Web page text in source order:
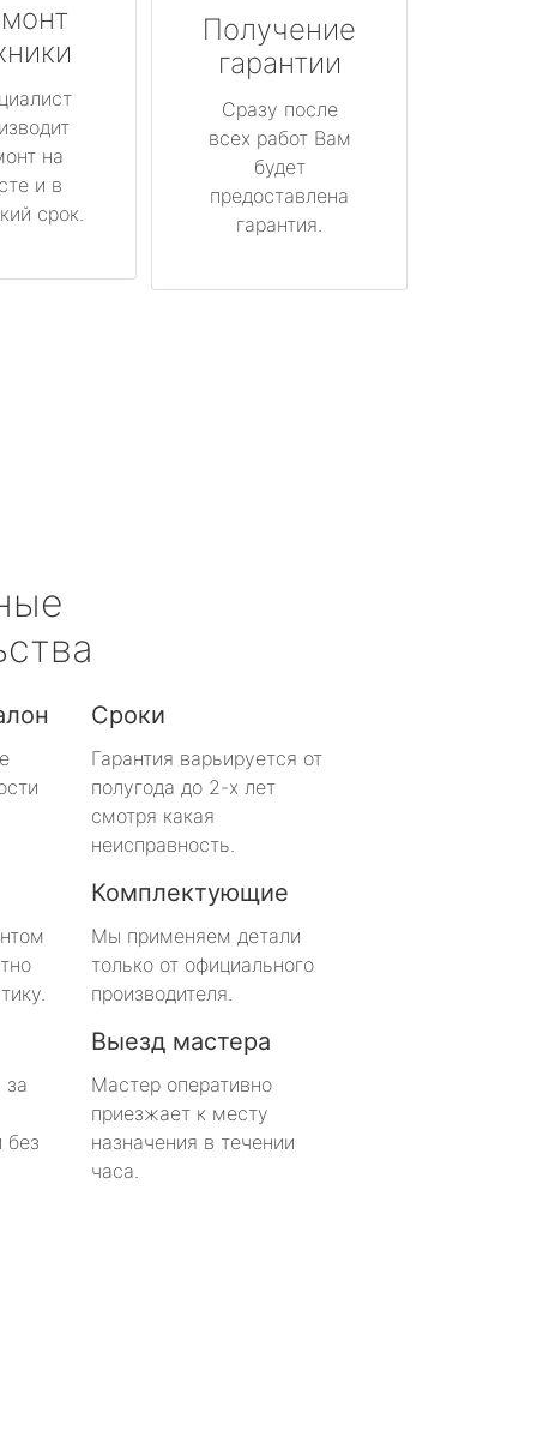
на
и в
срок.
Получение
гарантии
Сразу после
всех работ Вам
будет
предоставлена
гарантия.
Сроки
Гарантия варьируется от
полугода до 2-х лет
смотря какая
неисправность.
Комплектующие
Мы применяем детали
только от официального
производителя.
за
без
Выезд мастера
Мастер оперативно
приезжает к месту
назначения в течении
часа.